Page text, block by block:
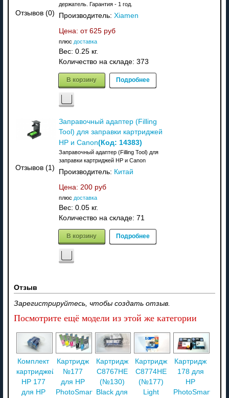
Отзывов (0)
держатель. Гарантия - 1 год.
Производитель: Xiamen
Цена: от 625 руб
плюс доставка
Вес: 0.25 кг.
Количество на складе: 373
В корзину Подробнее
Отзывов (1)
Заправочный адаптер (Filling
Tool) для заправки картриджей
HP и Canon(Код: 14383)
Заправочный адаптер (Filling Tool) для
заправки картриджей HP и Canon
Производитель: Китай
Цена: 200 руб
плюс доставка
Вес: 0.05 кг.
Количество на складе: 71
В корзину Подробнее
Отзыв
Зарегистрируйтесь, чтобы создать отзыв.
Посмотрите ещё модели из этой же категории
Комплект
картриджей
HP 177
для HP
Картридж
№177
для HP
PhotoSmart
Картридж
C8767HE
(№130)
Black для
Картридж
C8774HE
(№177)
Light
Картридж
178 для
HP
PhotoSmart